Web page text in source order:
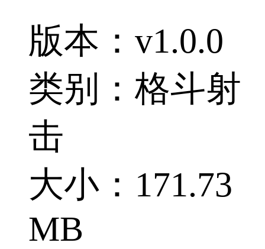
版本：v1.0.0
类别：格斗射
击
大小：171.73
MB